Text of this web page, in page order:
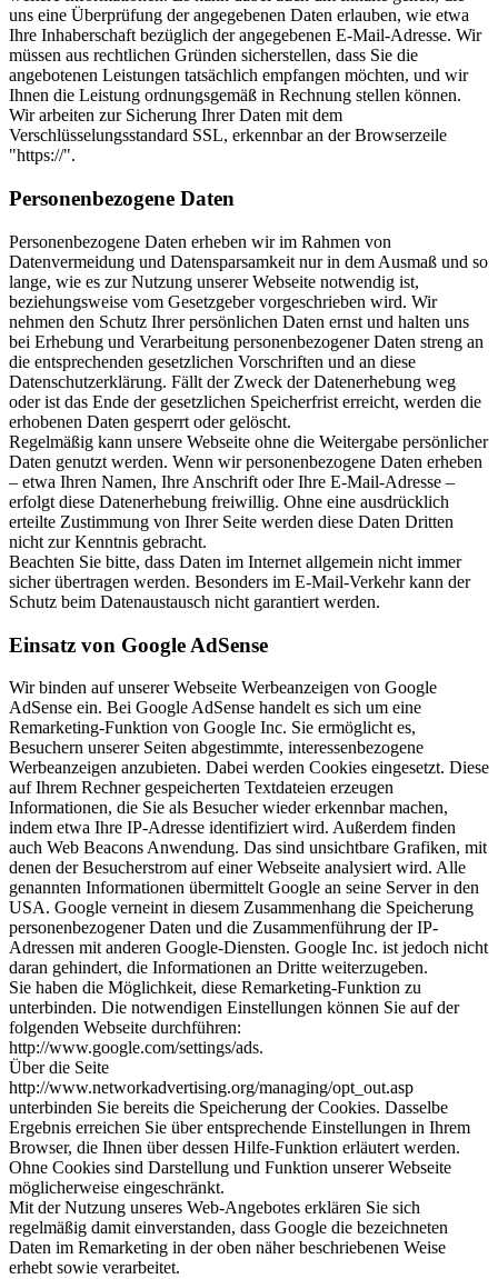
uns eine Überprüfung der angegebenen Daten erlauben, wie etwa
Ihre Inhaberschaft bezüglich der angegebenen E-Mail-Adresse. Wir
müssen aus rechtlichen Gründen sicherstellen, dass Sie die
angebotenen Leistungen tatsächlich empfangen möchten, und wir
Ihnen die Leistung ordnungsgemäß in Rechnung stellen können.
Wir arbeiten zur Sicherung Ihrer Daten mit dem
Verschlüsselungsstandard SSL, erkennbar an der Browserzeile
"https://".
Personenbezogene Daten
Personenbezogene Daten erheben wir im Rahmen von
Datenvermeidung und Datensparsamkeit nur in dem Ausmaß und so
lange, wie es zur Nutzung unserer Webseite notwendig ist,
beziehungsweise vom Gesetzgeber vorgeschrieben wird. Wir
nehmen den Schutz Ihrer persönlichen Daten ernst und halten uns
bei Erhebung und Verarbeitung personenbezogener Daten streng an
die entsprechenden gesetzlichen Vorschriften und an diese
Datenschutzerklärung. Fällt der Zweck der Datenerhebung weg
oder ist das Ende der gesetzlichen Speicherfrist erreicht, werden die
erhobenen Daten gesperrt oder gelöscht.
Regelmäßig kann unsere Webseite ohne die Weitergabe persönlicher
Daten genutzt werden. Wenn wir personenbezogene Daten erheben
– etwa Ihren Namen, Ihre Anschrift oder Ihre E-Mail-Adresse –
erfolgt diese Datenerhebung freiwillig. Ohne eine ausdrücklich
erteilte Zustimmung von Ihrer Seite werden diese Daten Dritten
nicht zur Kenntnis gebracht.
Beachten Sie bitte, dass Daten im Internet allgemein nicht immer
sicher übertragen werden. Besonders im E-Mail-Verkehr kann der
Schutz beim Datenaustausch nicht garantiert werden.
Einsatz von Google AdSense
Wir binden auf unserer Webseite Werbeanzeigen von Google
AdSense ein. Bei Google AdSense handelt es sich um eine
Remarketing-Funktion von Google Inc. Sie ermöglicht es,
Besuchern unserer Seiten abgestimmte, interessenbezogene
Werbeanzeigen anzubieten. Dabei werden Cookies eingesetzt. Diese
auf Ihrem Rechner gespeicherten Textdateien erzeugen
Informationen, die Sie als Besucher wieder erkennbar machen,
indem etwa Ihre IP-Adresse identifiziert wird. Außerdem finden
auch Web Beacons Anwendung. Das sind unsichtbare Grafiken, mit
denen der Besucherstrom auf einer Webseite analysiert wird. Alle
genannten Informationen übermittelt Google an seine Server in den
USA. Google verneint in diesem Zusammenhang die Speicherung
personenbezogener Daten und die Zusammenführung der IP-
Adressen mit anderen Google-Diensten. Google Inc. ist jedoch nicht
daran gehindert, die Informationen an Dritte weiterzugeben.
Sie haben die Möglichkeit, diese Remarketing-Funktion zu
unterbinden. Die notwendigen Einstellungen können Sie auf der
folgenden Webseite durchführen:
http://www.google.com/settings/ads.
Über die Seite
http://www.networkadvertising.org/managing/opt_out.asp
unterbinden Sie bereits die Speicherung der Cookies. Dasselbe
Ergebnis erreichen Sie über entsprechende Einstellungen in Ihrem
Browser, die Ihnen über dessen Hilfe-Funktion erläutert werden.
Ohne Cookies sind Darstellung und Funktion unserer Webseite
möglicherweise eingeschränkt.
Mit der Nutzung unseres Web-Angebotes erklären Sie sich
regelmäßig damit einverstanden, dass Google die bezeichneten
Daten im Remarketing in der oben näher beschriebenen Weise
erhebt sowie verarbeitet.